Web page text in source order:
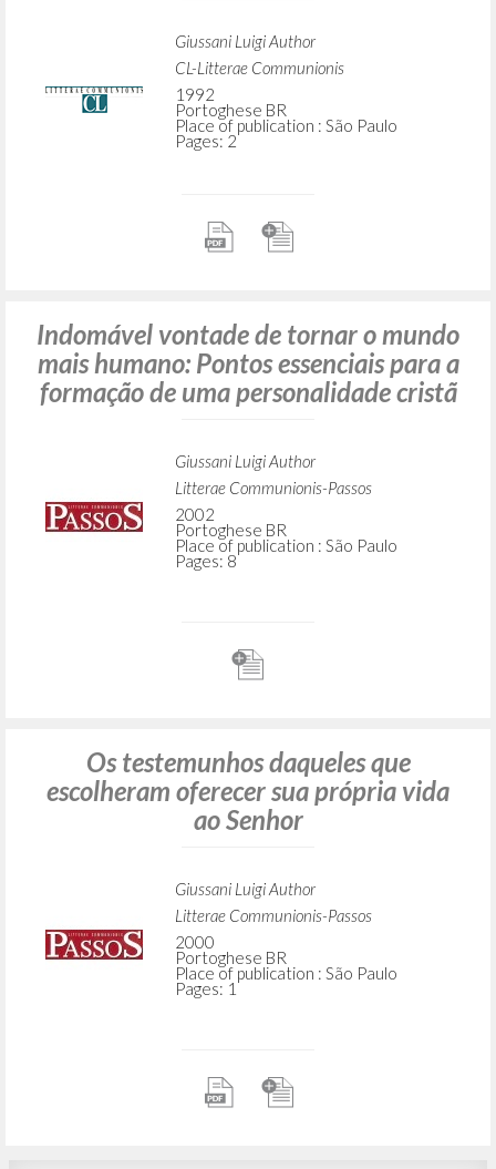
Giussani Luigi Author
CL-Litterae Communionis
1992
Portoghese BR
Place of publication : São Paulo
Pages: 2
Indomável vontade de tornar o mundo
mais humano: Pontos essenciais para a
formação de uma personalidade cristã
Giussani Luigi Author
Litterae Communionis-Passos
2002
Portoghese BR
Place of publication : São Paulo
Pages: 8
Os testemunhos daqueles que
escolheram oferecer sua própria vida
ao Senhor
Giussani Luigi Author
Litterae Communionis-Passos
2000
Portoghese BR
Place of publication : São Paulo
Pages: 1